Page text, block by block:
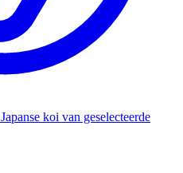
Japanse koi van geselecteerde